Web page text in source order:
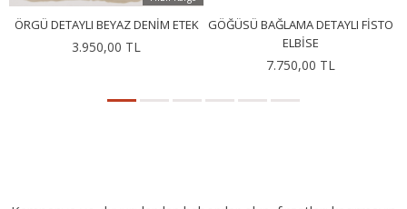
ÖRGÜ DETAYLI BEYAZ DENIM ETEK
3.950,00 TL
GÖĞÜSÜ BAĞLAMA DETAYLI FISTO
ELBISE
7.750,00 TL